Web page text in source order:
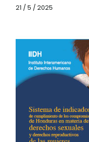
21 / 5 / 2025